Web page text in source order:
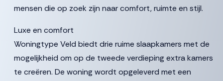
mensen die op zoek zijn naar comfort, ruimte en stijl.
Luxe en comfort
Woningtype Veld biedt drie ruime slaapkamers met de
mogelijkheid om op de tweede verdieping extra kamers
te creëren. De woning wordt opgeleverd met een